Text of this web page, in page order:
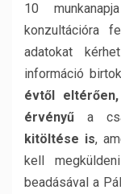
10
konzultációra
adatokat
információ
évtől
érvényű a
kitöltése is,
kell
beadásával a